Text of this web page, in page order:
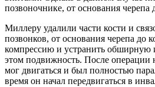
позвоночнике, от основания черепа
Миллеру удалили части кости и
позвонков, от основания черепа до
компрессию и устранить обширную
этом подвижность. После операции
мог двигаться и был полностью
время он начал передвигаться в